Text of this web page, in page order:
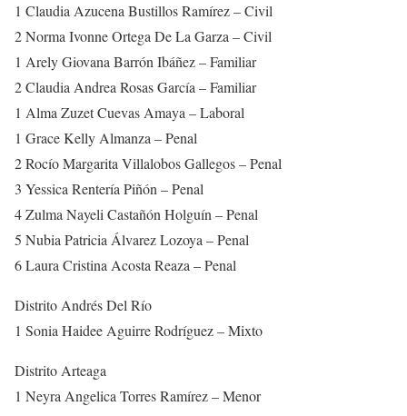
1 Claudia Azucena Bustillos Ramírez – Civil
2 Norma Ivonne Ortega De La Garza – Civil
1 Arely Giovana Barrón Ibáñez – Familiar
2 Claudia Andrea Rosas García – Familiar
1 Alma Zuzet Cuevas Amaya – Laboral
1 Grace Kelly Almanza – Penal
2 Rocío Margarita Villalobos Gallegos – Penal
3 Yessica Rentería Piñón – Penal
4 Zulma Nayeli Castañón Holguín – Penal
5 Nubia Patricia Álvarez Lozoya – Penal
6 Laura Cristina Acosta Reaza – Penal
Distrito Andrés Del Río
1 Sonia Haidee Aguirre Rodríguez – Mixto
Distrito Arteaga
1 Neyra Angelica Torres Ramírez – Menor